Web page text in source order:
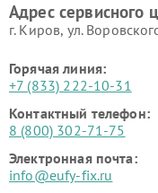
Адрес сервисного
г. Киров, ул.
Горячая линия:
+7 (833) 222-10-31
Контактный телефон:
8 (800) 302-71-75
Электронная почта:
info@eufy-fix.ru